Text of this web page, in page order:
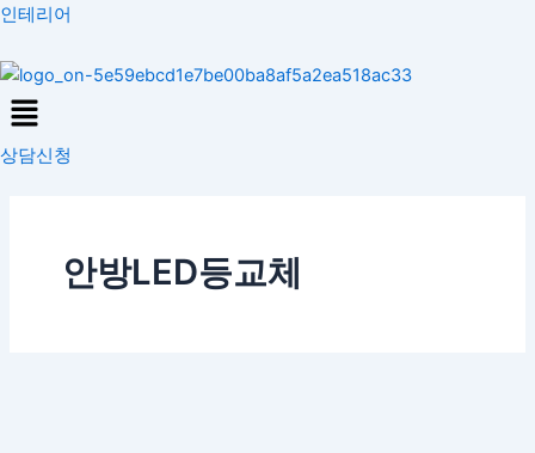
콘
츠
로
건
너
인테리어
Menu
상담신청
안방LED등교체